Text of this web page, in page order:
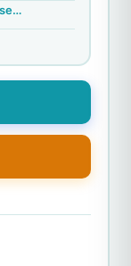
https://online-auksion.uz/user/login